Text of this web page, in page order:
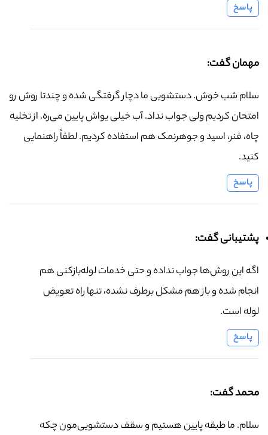
پاسخ
مهمان گفت:
سلام شب خوش. دستشویی ما دچار گرفتگی شده و چندتا روش رو
امتحان کردیم ولی جواب نداد. آب خیلی یواش پایین می‌ره. از تخلیه
چاه، فنر، اسید و جوهرنمک هم استفاده کردیم. لطفاً راهنمایی
کنید.
پاسخ
پشتیبانی گفت:
اگه این روش‌ها جواب نداده و حتی خدمات لوله‌بازکنی هم
انجام شده و باز هم مشکل برطرف نشده، تنها راه تعویض
لوله است.
پاسخ
محمد گفت:
سلام. ما طبقه پایین هستیم و سقف دستشویی‌مون چکه